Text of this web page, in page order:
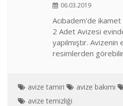
06.03.2019
Acıbadem'de ikamet
2 Adet Avizesi
yapılmıştır.
resimlerden
avize tamiri avize bakımı
avize temizliği